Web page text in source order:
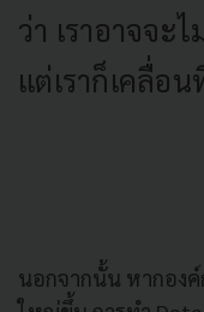
ว่า เราอาจจะ
แต่เราก็เคลื่อน
นอกจากนั้น หากองค์